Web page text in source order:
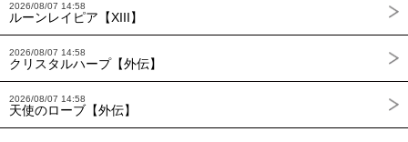
2026/08/07 14:58
ルーンレイピア【XIII】
2026/08/07 14:58
クリスタルハープ【外伝】
2026/08/07 14:58
天使のローブ【外伝】